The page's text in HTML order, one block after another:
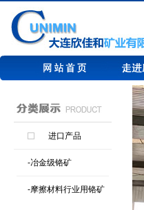
进口产品
-冶金级铬矿
-摩擦材料行业用铬矿